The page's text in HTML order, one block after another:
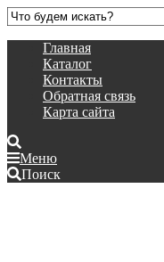
Главная
Каталог
Контакты
Обратная связь
Карта сайта
Меню
Поиск